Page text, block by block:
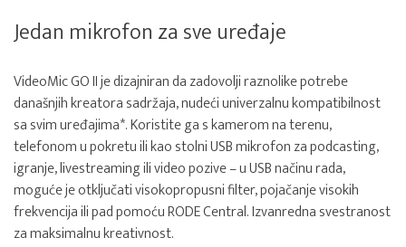
Jedan mikrofon za sve uređaje
VideoMic GO II je dizajniran da zadovolji raznolike potrebe
današnjih kreatora sadržaja, nudeći univerzalnu kompatibilnost
sa svim uređajima*. Koristite ga s kamerom na terenu,
telefonom u pokretu ili kao stolni USB mikrofon za podcasting,
igranje, livestreaming ili video pozive – u USB načinu rada,
moguće je otključati visokopropusni filter, pojačanje visokih
frekvencija ili pad pomoću RODE Central. Izvanredna svestranost
za maksimalnu kreativnost.